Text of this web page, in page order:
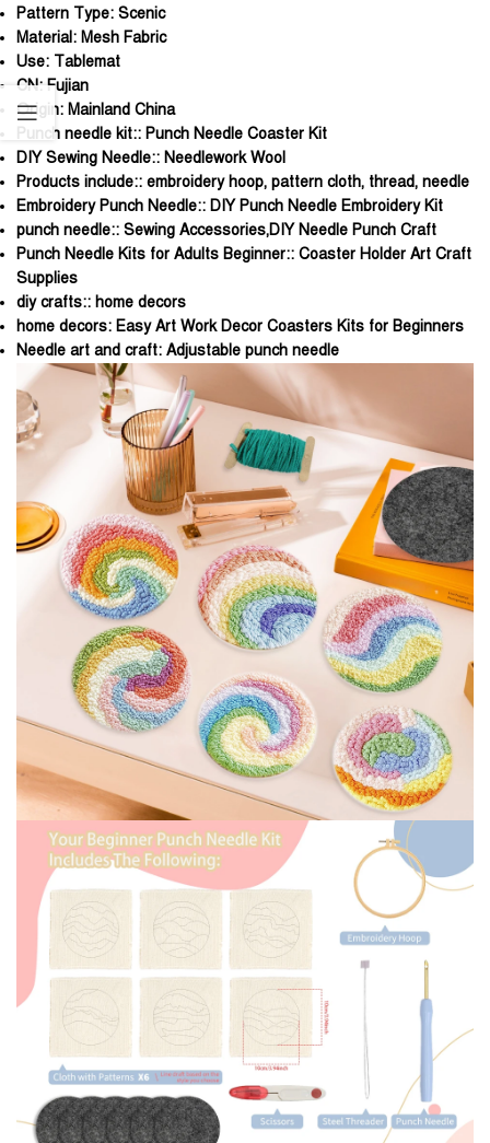
Pattern Type: Scenic
Material: Mesh Fabric
Use: Tablemat
CN: Fujian
Origin: Mainland China
Punch needle kit:: Punch Needle Coaster Kit
DIY Sewing Needle:: Needlework Wool
Products include:: embroidery hoop, pattern cloth, thread, needle
Embroidery Punch Needle:: DIY Punch Needle Embroidery Kit
punch needle:: Sewing Accessories,DIY Needle Punch Craft
Punch Needle Kits for Adults Beginner:: Coaster Holder Art Craft
Supplies
diy crafts:: home decors
home decors: Easy Art Work Decor Coasters Kits for Beginners
Needle art and craft: Adjustable punch needle